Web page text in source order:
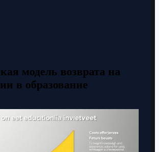
модель возврата на
в образование